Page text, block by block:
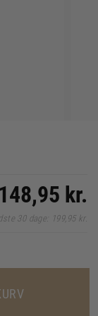
148,95 kr.
30 dage: 199,95 kr.